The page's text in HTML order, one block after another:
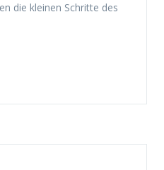
die kleinen Schritte des